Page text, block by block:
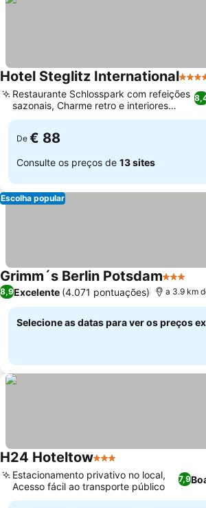
Hotel Steglitz International4
Restaurante Schlosspark com refeições
sazonais, Charme retro e interiores
espaçosos
De € 88
Consulte os preços de 13 sites
Escolha popular
Grimm´s Berlin Potsdam3 Estrelas
8,9Excelente (4.071 pontuações) a 3.9 km
Selecione as datas para ver os preços
H24 Hoteltow3 Estrelas
7,9
Estacionamento privativo no local,
Acesso fácil ao transporte público